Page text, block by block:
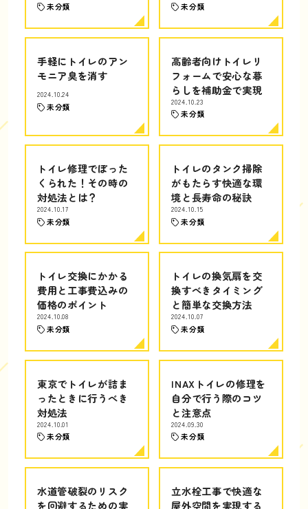
未分類 未分類
手軽にトイレのアン
モニア臭を消す
2024.10.24
未分類
高齢者向けトイレリ
フォームで安心な暮
らしを補助金で実現
2024.10.23
未分類
トイレ修理でぼった
くられた！その時の
対処法とは？
2024.10.17
未分類
トイレのタンク掃除
がもたらす快適な環
境と長寿命の秘訣
2024.10.15
未分類
トイレ交換にかかる
費用と工事費込みの
価格のポイント
2024.10.08
未分類
トイレの換気扇を交
換すべきタイミング
と簡単な交換方法
2024.10.07
未分類
東京でトイレが詰ま
ったときに行うべき
対処法
2024.10.01
未分類
INAXトイレの修理を
自分で行う際のコツ
と注意点
2024.09.30
未分類
水道管破裂のリスク
を回避するための実
立水栓工事で快適な
屋外空間を実現する